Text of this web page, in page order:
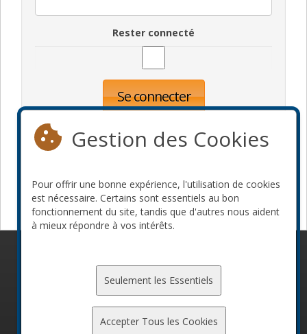
Rester connecté
Se connecter
Devenir commanditaire
Gestion des Cookies
Pour offrir une bonne expérience, l'utilisation de cookies
est nécessaire. Certains sont essentiels au bon
fonctionnement du site, tandis que d'autres nous aident
à mieux répondre à vos intérêts.
Seulement les Essentiels
Accepter Tous les Cookies